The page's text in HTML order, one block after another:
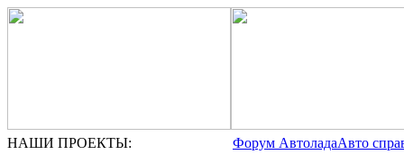
НАШИ ПРОЕКТЫ: Форум АвтоладаАвто